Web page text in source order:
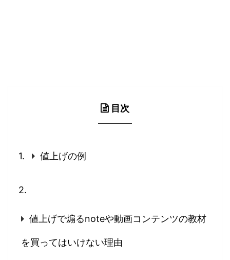
目次
値上げの例
値上げで煽るnoteや動画コンテンツの教材
を買ってはいけない理由